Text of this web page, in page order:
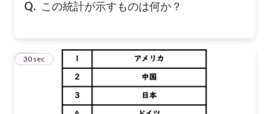
Q. この統計が示すものは何か？
19
30 sec